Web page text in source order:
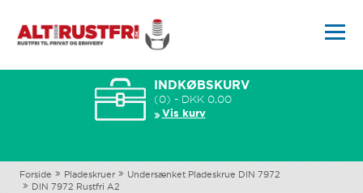
INDKØBSKURV
(0) - DKK 0,00
Vis kurv
Forside Pladeskruer
Undersænket Pladeskrue DIN 7972
DIN 7972 Rustfri A2